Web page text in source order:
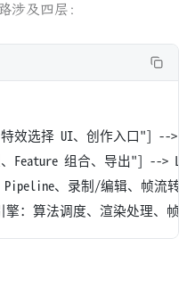
涉及四层：
效选择 UI、创作入口"] --> L2
Feature 组合、导出"] --> L3
、录制/编辑、帧流转
擎：算法调度、渲染处理、帧